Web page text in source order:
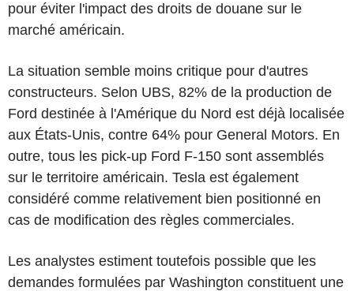
pour éviter l'impact des droits de douane sur le
marché américain.
La situation semble moins critique pour d'autres
constructeurs. Selon UBS, 82% de la production de
Ford destinée à l'Amérique du Nord est déjà localisée
aux États-Unis, contre 64% pour General Motors. En
outre, tous les pick-up Ford F-150 sont assemblés
sur le territoire américain. Tesla est également
considéré comme relativement bien positionné en
cas de modification des règles commerciales.
Les analystes estiment toutefois possible que les
demandes formulées par Washington constituent une